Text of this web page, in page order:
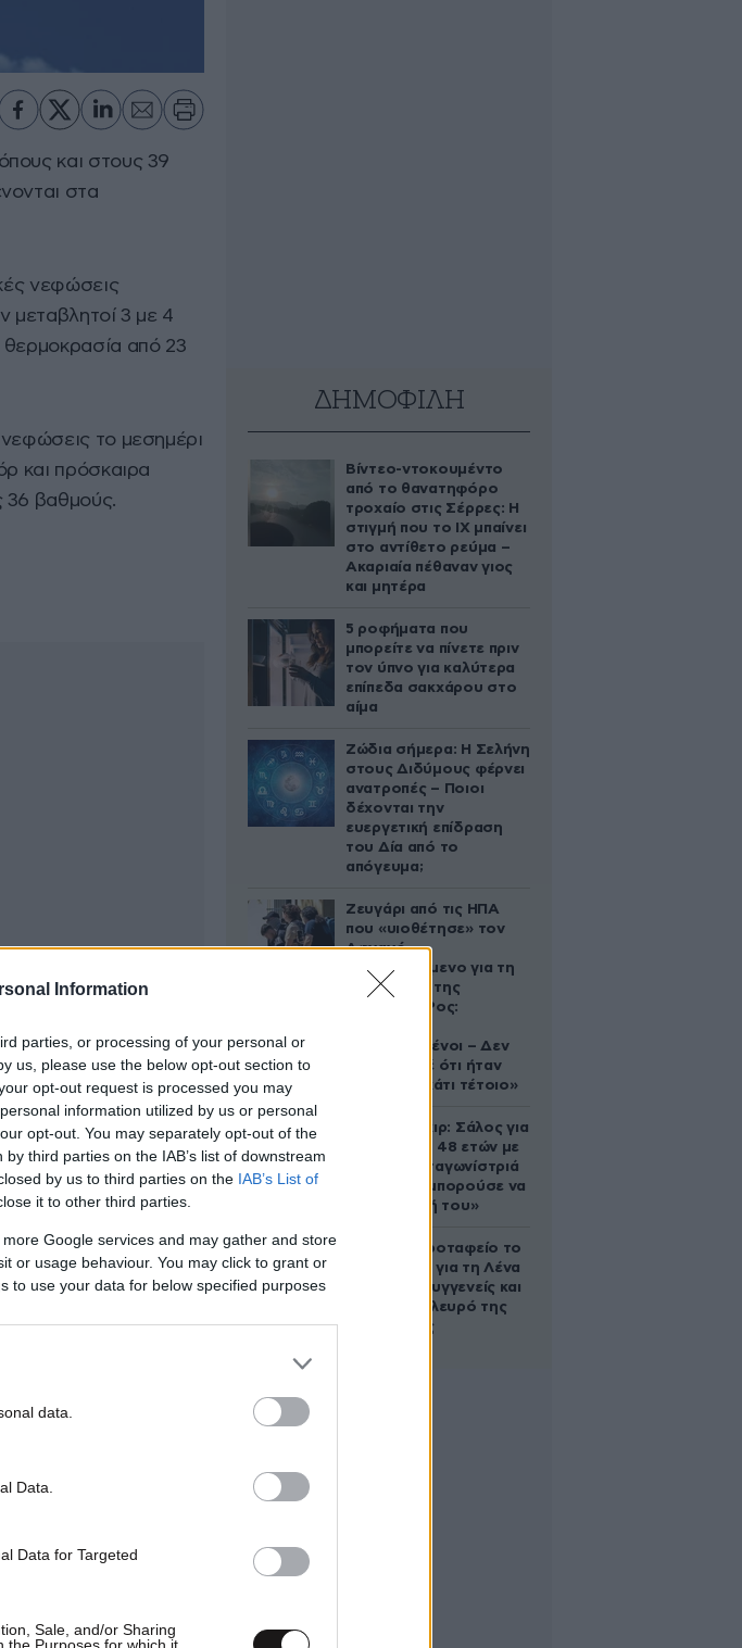
Information
parties, or processing of your personal or
us, please use the below opt-out section to
opt-out request is processed you may
information utilized by us or personal
opt-out. You may separately opt-out of the
third parties on the IAB’s list of downstream
by us to third parties on the IAB’s List of
it to other third parties.
Google services and may gather and store
or usage behaviour. You may click to grant or
to use your data for below specified purposes
data.
Data.
Data for Targeted
Sale, and/or Sharing
the Purposes for which it
και στους 39
στα
νεφώσεις
μεταβλητοί 3 με 4
από 23
το μεσημέρι
και πρόσκαιρα
36 βαθμούς.
ΔΗΜΟΦΙΛΗ
Βίντεο-ντοκουμέντο
από το θανατηφόρο
τροχαίο στις Σέρρες: Η
στιγμή που το ΙΧ μπαίνει
στο αντίθετο ρεύμα –
Ακαριαία πέθαναν γιος
και μητέρα
5 ροφήματα που
μπορείτε να πίνετε πριν
τον ύπνο για καλύτερα
επίπεδα σακχάρου στο
αίμα
Ζώδια σήμερα: Η Σελήνη
στους Διδύμους φέρνει
ανατροπές – Ποιοι
δέχονται την
ευεργετική επίδραση
του Δία από το
απόγευμα;
Ζευγάρι από τις ΗΠΑ
που «υιοθέτησε» τον
Αφγανό
κατηγορούμενο για τη
δολοφονία της
Ελίζαμπεθ Ρος:
συντετριμμένοι – Δεν
έδειξε ποτέ ότι ήταν
ικανός για κάτι τέτοιο»
Ρίτσαρντ Γκιρ: Σάλος για
τη διαφορά 48 ετών με
τη συμπρωταγωνίστριά
του – «Θα μπορούσε να
είναι εγγονή του»
Στο Α’ Νεκροταφείο το
μνημόσυνο για τη Λένα
Σαμαρά – Συγγενείς και
φίλοι στο πλευρό της
οικογένειας